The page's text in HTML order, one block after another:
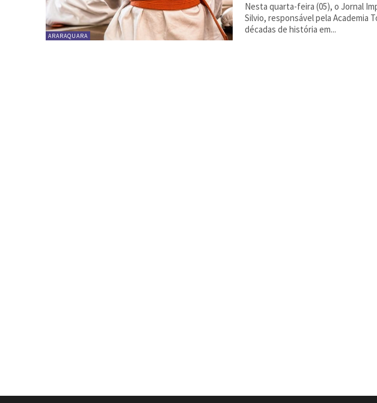
ARARAQUARA
Nesta quarta-feira (05), o Jornal
Silvio, responsável pela Academia
décadas de história em...